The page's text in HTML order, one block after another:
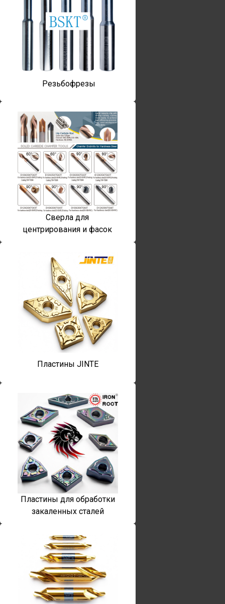
Резьбофрезы
Сверла для
центрирования и фасок
Пластины JINTE
Пластины для обработки
закаленных сталей